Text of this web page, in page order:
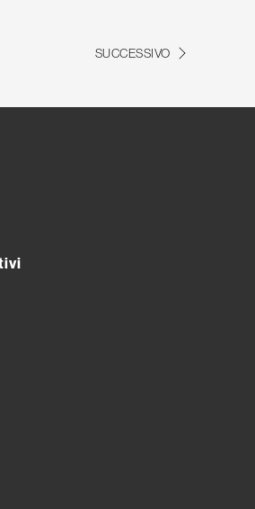
SUCCESSIVO